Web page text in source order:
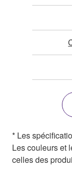
* Les
Les couleurs et
celles des